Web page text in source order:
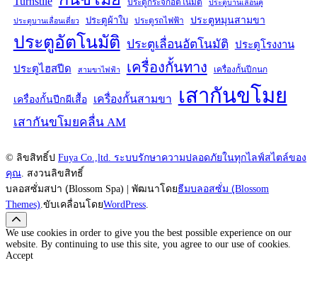
ประตูกระจกอัตโนมัติ ประตูบานเลื่อนคู่
ประตูบานเลื่อนเดี่ยว ประตูผ้าใบ ประตูรถไฟฟ้า ประตูหมุนสามขา
ประตูอัตโนมัติ ประตูเลื่อนอัตโนมัติ ประตูโรงงาน
ประตูไฮสปีด สามขาไฟฟ้า เครื่องกั้นทาง เครื่องกั้นปีกนก
เครื่องกั้นปีกผีเสื้อ เครื่องกั้นสามขา เสากันขโมย
เสากันขโมยคลื่น AM
© ลิขสิทธิ์ป Fuya Co.,ltd. ระบบรักษาความปลอดภัยในทุกไลฟ์สไตล์ของ
คุณ . สงวนลิขสิทธิ์
บลอสซั่มสปา (ฺBlossom Spa) | พัฒนาโดยธีมบลอสซั่ม (ฺBlossom
Themes) .ขับเคลื่อนโดยWordPress
We use cookies in order to give you the best possible experience on our
website. By continuing to use this site, you agree to our use of cookies.
Accept